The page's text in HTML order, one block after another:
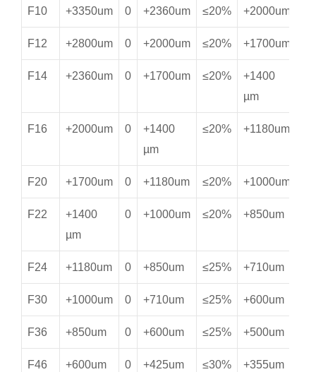
F10 +3350um 0 +2360um ≤20% +2000um
F12 +2800um 0 +2000um ≤20% +1700um
F14 +2360um 0 +1700um ≤20%
+1400
µm
F16 +2000um 0
+1400
µm
≤20% +1180um
F20 +1700um 0 +1180um ≤20% +1000um
F22
+1400
µm
0 +1000um ≤20% +850um
F24 +1180um 0 +850um ≤25% +710um
F30 +1000um 0 +710um ≤25% +600um
F36 +850um 0 +600um ≤25% +500um
F46 +600um 0 +425um ≤30% +355um